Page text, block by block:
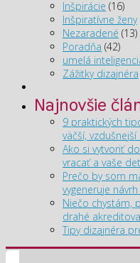
Inšpirácie (16)
Inšpiratívne ženy
Nezaradené (13)
Poradňa (42)
umelá
Zážitky dizajnéra
Najnovšie
9 praktických
väčší,
Ako si vytvoriť
vracať a vaše
Prečo by som
vygeneruje
Niečo chystám,
drahé
Tipy dizajnéra